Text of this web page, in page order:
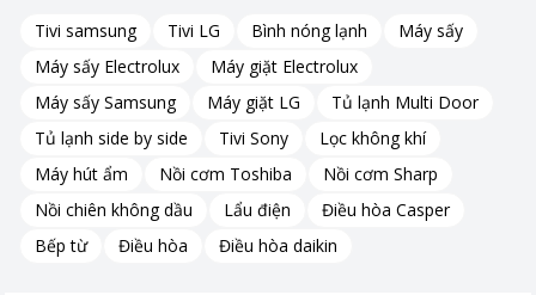
Công suất mạnh mẽ, làm mát hiệu quả
Quạt BFT08SX có công suất 35W, hoạt động mạnh mẽ với 3 tốc
Tivi samsung Tivi LG Bình nóng lạnh
Máy sấy
Máy sấy Electrolux
Máy giặt Electrolux
Máy sấy Samsung
Máy giặt LG
Tủ lạnh Multi Door
Tủ lạnh side by side
Tivi Sony
Lọc không khí
Máy hút ẩm
Nồi cơm Toshiba
Nồi cơm Sharp
Nồi chiên không dầu
Lẩu điện
Điều hòa Casper
Bếp từ
Điều hòa Điều hòa daikin